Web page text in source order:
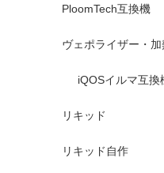
PloomTech互換機
ヴェポライザー・
iQOSイルマ互換
リキッド
リキッド自作